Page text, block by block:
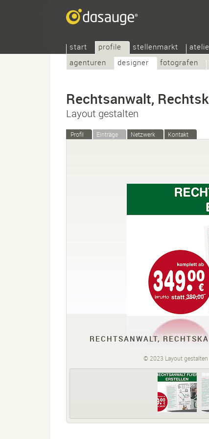
start
profile
agenturen
designer fotografen
stellenmarkt
Rechtsanwalt,
Layout gestalten
Profil Einträge Netzwerk Kontakt
RECHTSANWALT,
© 2023 Layout